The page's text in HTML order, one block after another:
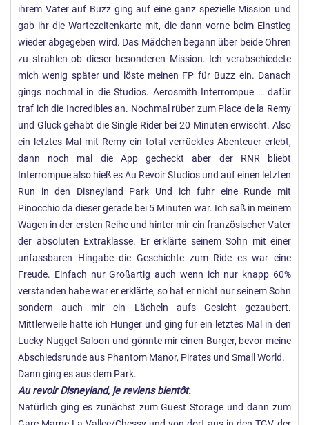
ihrem Vater auf Buzz ging auf eine ganz spezielle Mission und
gab ihr die Wartezeitenkarte mit, die dann vorne beim Einstieg
wieder abgegeben wird. Das Mädchen begann über beide Ohren
zu strahlen ob dieser besonderen Mission. Ich verabschiedete
mich wenig später und löste meinen FP für Buzz ein. Danach
gings nochmal in die Studios. Aerosmith Interrompue … dafür
traf ich die Incredibles an. Nochmal rüber zum Place de la Remy
und Glück gehabt die Single Rider bei 20 Minuten erwischt. Also
ein letztes Mal mit Remy ein total verrücktes Abenteuer erlebt,
dann noch mal die App gecheckt aber der RNR bliebt
Interrompue also hieß es Au Revoir Studios und auf einen letzten
Run in den Disneyland Park Und ich fuhr eine Runde mit
Pinocchio da dieser gerade bei 5 Minuten war. Ich saß in meinem
Wagen in der ersten Reihe und hinter mir ein französischer Vater
der absoluten Extraklasse. Er erklärte seinem Sohn mit einer
unfassbaren Hingabe die Geschichte zum Ride es war eine
Freude. Einfach nur Großartig auch wenn ich nur knapp 60%
verstanden habe war er erklärte, so hat er nicht nur seinem Sohn
sondern auch mir ein Lächeln aufs Gesicht gezaubert.
Mittlerweile hatte ich Hunger und ging für ein letztes Mal in den
Lucky Nugget Saloon und gönnte mir einen Burger, bevor meine
Abschiedsrunde aus Phantom Manor, Pirates und Small World.
Dann ging es aus dem Park.
Au revoir Disneyland, je reviens bientôt.
Natürlich ging es zunächst zum Guest Storage und dann zum